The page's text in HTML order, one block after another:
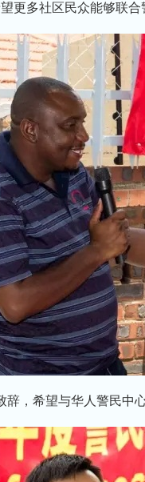
更多社区民众能够联合
，希望与华人警民中